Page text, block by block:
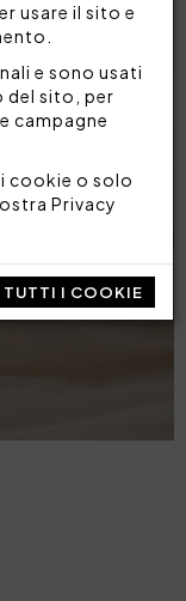
usare il sito e
e sono usati
del sito, per
campagne
cookie o solo
Privacy
TUTTI I COOKIE